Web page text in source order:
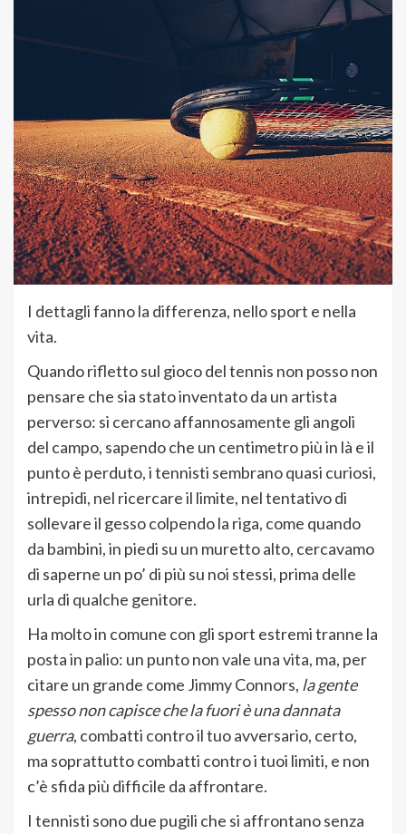
I dettagli fanno la differenza, nello sport e nella
vita.
Quando rifletto sul gioco del tennis non posso non
pensare che sia stato inventato da un artista
perverso: si cercano affannosamente gli angoli
del campo, sapendo che un centimetro più in là e il
punto è perduto, i tennisti sembrano quasi curiosi,
intrepidi, nel ricercare il limite, nel tentativo di
sollevare il gesso colpendo la riga, come quando
da bambini, in piedi su un muretto alto, cercavamo
di saperne un po’ di più su noi stessi, prima delle
urla di qualche genitore.
Ha molto in comune con gli sport estremi tranne la
posta in palio: un punto non vale una vita, ma, per
citare un grande come Jimmy Connors, la gente
spesso non capisce che la fuori è una dannata
guerra, combatti contro il tuo avversario, certo,
ma soprattutto combatti contro i tuoi limiti, e non
c’è sfida più difficile da affrontare.
I tennisti sono due pugili che si affrontano senza